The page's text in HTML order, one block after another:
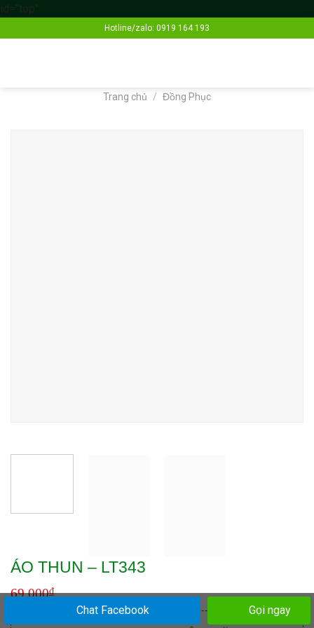
id="top"
to
Hotline/zalo: 0919 164 193
Trang chủ / Đồng Phục
ÁO THUN – LT343
69.000₫
Chat Facebook Gọi ngay